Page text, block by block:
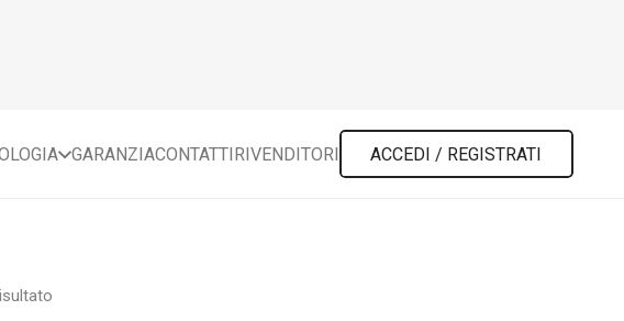
GARANZIACONTATTIRIVENDITORI ACCEDI / REGISTRATI